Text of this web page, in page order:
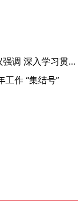
刘海泉主持召开省纪委常委会会议强调 深入学习贯彻习近平总书记重要讲话重要指示精神 纵深推进正风肃纪反腐
作 “集结号”